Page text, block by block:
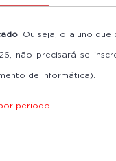
Inscrição para prova final
. Ou seja, o aluno
não precisará se
de Informática).
período.